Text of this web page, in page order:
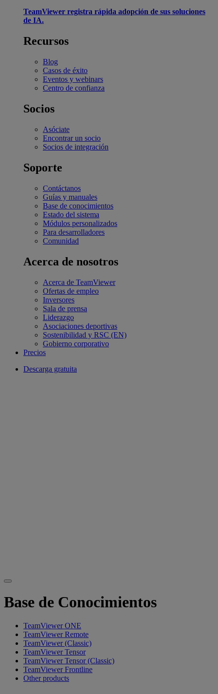
TeamViewer registra rápida adopción de sus soluciones
de IA.
Recursos
Blog
Casos de éxito
Eventos y webinars
Centro de confianza
Socios
Asóciate
Encontrar un socio
Socios de integración
Soporte
Contáctanos
Guías y manuales
Base de conocimientos
Estado del sistema
Módulos personalizados
Para desarrolladores
Comunidad
Acerca de nosotros
Acerca de TeamViewer
Ofertas de empleo
Inversores
Sala de prensa
Liderazgo
Asociaciones deportivas
Sostenibilidad y RSC (EN)
Gobierno corporativo
Precios
Descarga gratuita
Base de Conocimientos
TeamViewer ONE
TeamViewer Remote
TeamViewer (Classic)
TeamViewer Tensor
TeamViewer Tensor (Classic)
TeamViewer Frontline
Other products